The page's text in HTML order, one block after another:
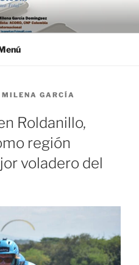
GARCÍA
Roldanillo,
región
voladero del